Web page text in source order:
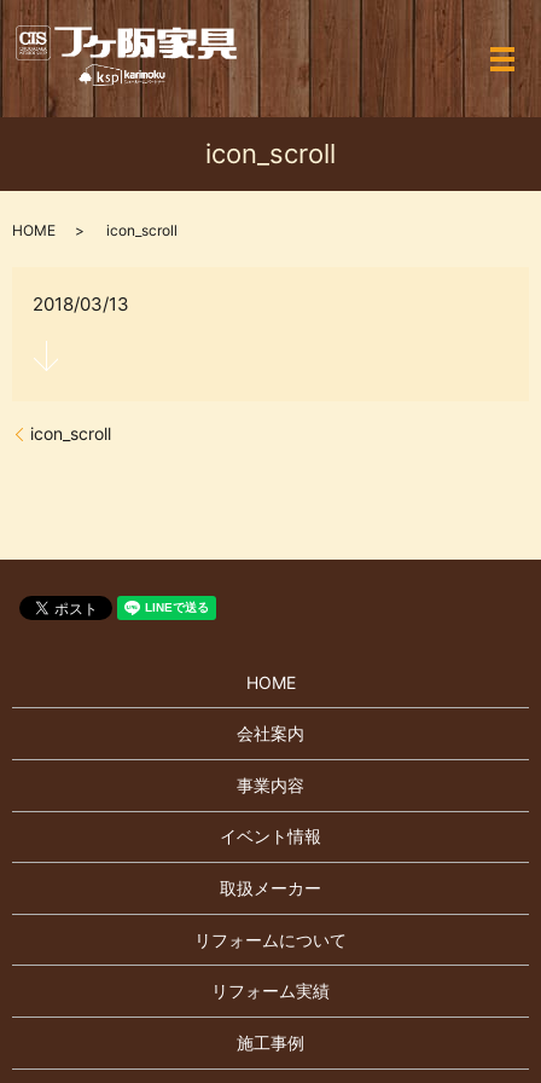
メ
icon_scroll
HOME icon_scroll
2018/03/13
icon_scroll
HOME
会社案内
事業内容
イベント情報
取扱メーカー
リフォームについて
リフォーム実績
施工事例